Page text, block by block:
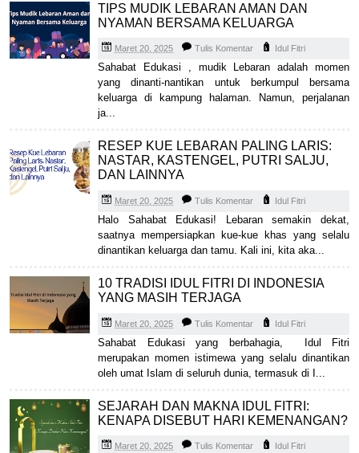
TIPS MUDIK LEBARAN AMAN DAN
NYAMAN BERSAMA KELUARGA
Maret 20, 2025 Tulis Komentar Idul Fitri
Sahabat Edukasi , mudik Lebaran adalah momen
yang dinanti-nantikan untuk berkumpul bersama
keluarga di kampung halaman. Namun, perjalanan
ja...
RESEP KUE LEBARAN PALING LARIS:
NASTAR, KASTENGEL, PUTRI SALJU,
DAN LAINNYA
Maret 20, 2025 Tulis Komentar Idul Fitri
Halo Sahabat Edukasi! Lebaran semakin dekat,
saatnya mempersiapkan kue-kue khas yang selalu
dinantikan keluarga dan tamu. Kali ini, kita aka...
10 TRADISI IDUL FITRI DI INDONESIA
YANG MASIH TERJAGA
Maret 20, 2025 Tulis Komentar Idul Fitri
Sahabat Edukasi yang berbahagia, Idul Fitri
merupakan momen istimewa yang selalu dinantikan
oleh umat Islam di seluruh dunia, termasuk di I...
SEJARAH DAN MAKNA IDUL FITRI:
KENAPA DISEBUT HARI KEMENANGAN?
Maret 20, 2025 Tulis Komentar Idul Fitri